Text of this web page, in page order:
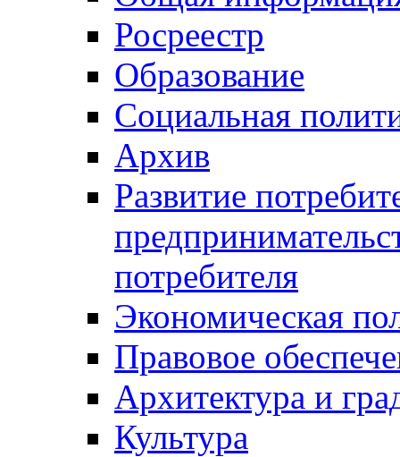
Росреестр
Образование
Социальная
Архив
Развитие
потребителя
Экономическая
Правовое
Архитектура и
Культура